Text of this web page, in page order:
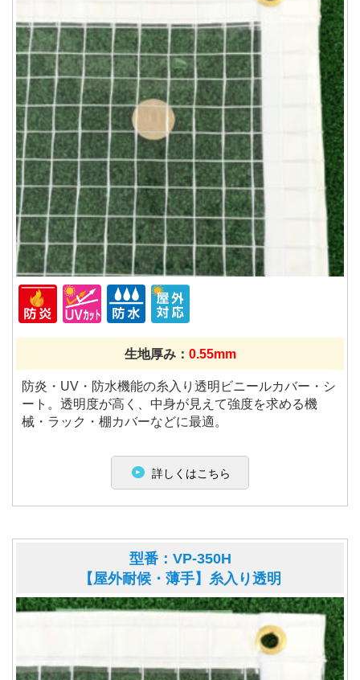
生地厚み： 0.55mm
防炎・UV・防水機能の糸入り透明ビニールカバー・シ
ート。透明度が高く、中身が見えて強度を求める機
械・ラック・棚カバーなどに最適。
詳しくはこちら
型番：VP-350H
【屋外耐候・薄手】糸入り透明